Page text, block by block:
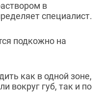
в
специалист.
подкожно на
как в одной зоне,
вокруг губ, так и по